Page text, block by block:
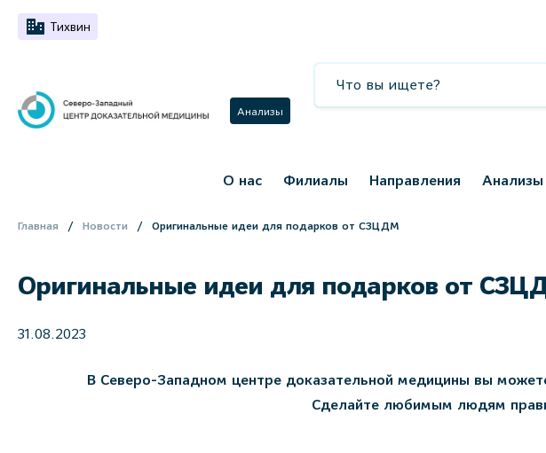
Тихвин
Анализы
О нас Филиалы Направления Анализы
Главная Новости Оригинальные идеи для подарков от СЗЦДМ
Оригинальные идеи для подарков от
31.08.2023
В Северо-Западном центре доказательной медицины вы
Сделайте любимым людям